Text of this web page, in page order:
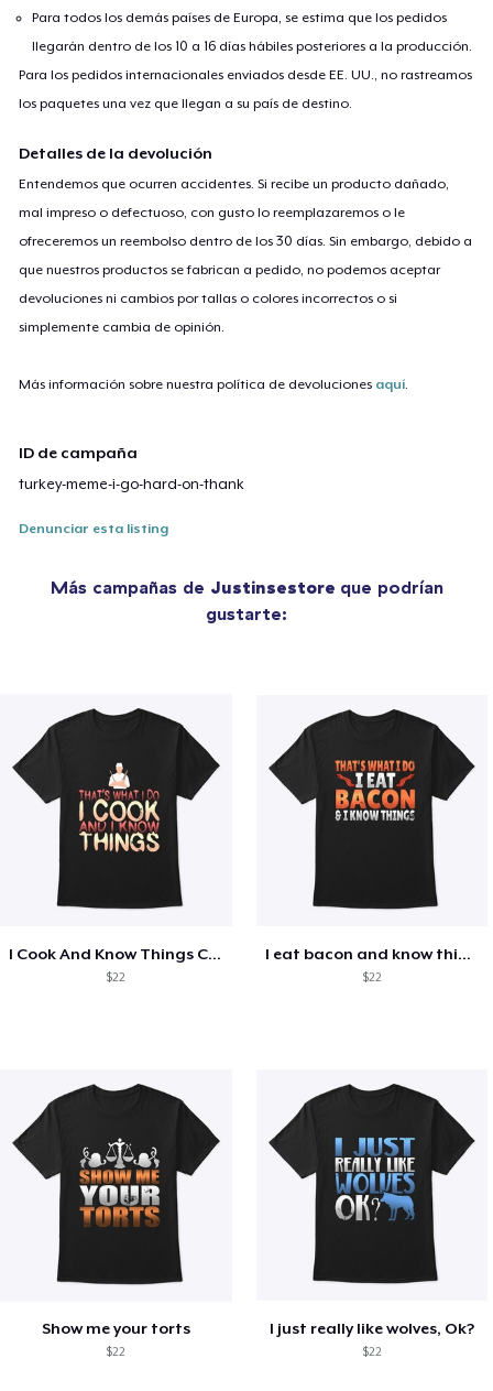
Para todos los demás países de Europa, se estima que los pedidos
llegarán dentro de los 10 a 16 días hábiles posteriores a la producción.
Para los pedidos internacionales enviados desde EE. UU., no rastreamos
los paquetes una vez que llegan a su país de destino.
Detalles de la devolución
Entendemos que ocurren accidentes. Si recibe un producto dañado,
mal impreso o defectuoso, con gusto lo reemplazaremos o le
ofreceremos un reembolso dentro de los 30 días. Sin embargo, debido a
que nuestros productos se fabrican a pedido, no podemos aceptar
devoluciones ni cambios por tallas o colores incorrectos o si
simplemente cambia de opinión.
Más información sobre nuestra política de devoluciones aquí
ID de campaña
turkey-meme-i-go-hard-on-thank
Denunciar esta listing
Más campañas de Justinsestore que podrían
gustarte:
I Cook And Know Things Chef
$22
I eat bacon and know things
$22
Show me your torts
$22
I just really like wolves, Ok?
$22